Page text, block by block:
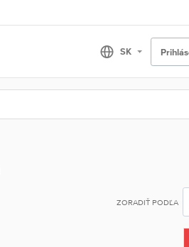
ZORADIŤ PODĽA